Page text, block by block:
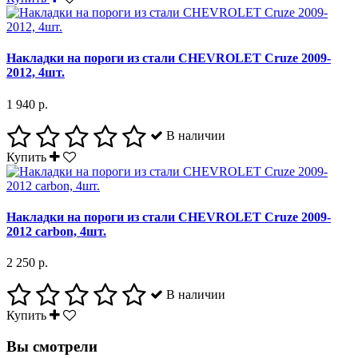
Накладки на пороги из стали CHEVROLET Cruze 2009-
2012, 4шт.
1 940 р.
В наличии
Купить
Накладки на пороги из стали CHEVROLET Cruze 2009-
2012 carbon, 4шт.
2 250 р.
В наличии
Купить
Вы смотрели